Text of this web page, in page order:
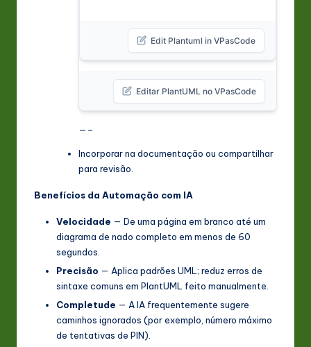
Edit Plantuml in VPasCode
Editar PlantUML no VPasCode
—–
Incorporar na documentação ou compartilhar
para revisão.
Benefícios da Automação com IA
Velocidade — De uma página em branco até um
diagrama de nado completo em menos de 60
segundos.
Precisão — Aplica padrões UML; reduz erros de
sintaxe comuns em PlantUML feito manualmente.
Completude — A IA frequentemente sugere
caminhos ignorados (por exemplo, número máximo
de tentativas de PIN).